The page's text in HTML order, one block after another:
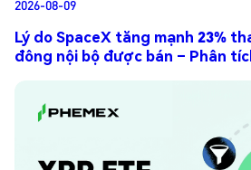
2026-08-09
Lý do SpaceX tăng mạnh 23%
đông nội bộ được bán – Phân